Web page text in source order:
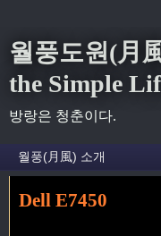
월풍도원(月
the Simple
방랑은 청춘이다.
홈» 노트북 꼬리가 달린 글
Dell E7450